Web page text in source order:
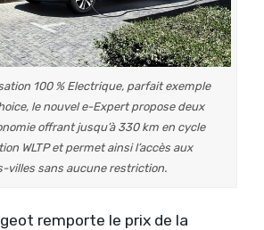
100 % Electrique, parfait exemple
le nouvel e-Expert propose deux
offrant jusqu’à 330 km en cycle
WLTP et permet ainsi l’accès aux
villes sans aucune restriction.
remporte le prix de la